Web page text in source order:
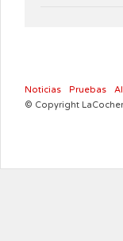
Noticias Pruebas
© Copyright